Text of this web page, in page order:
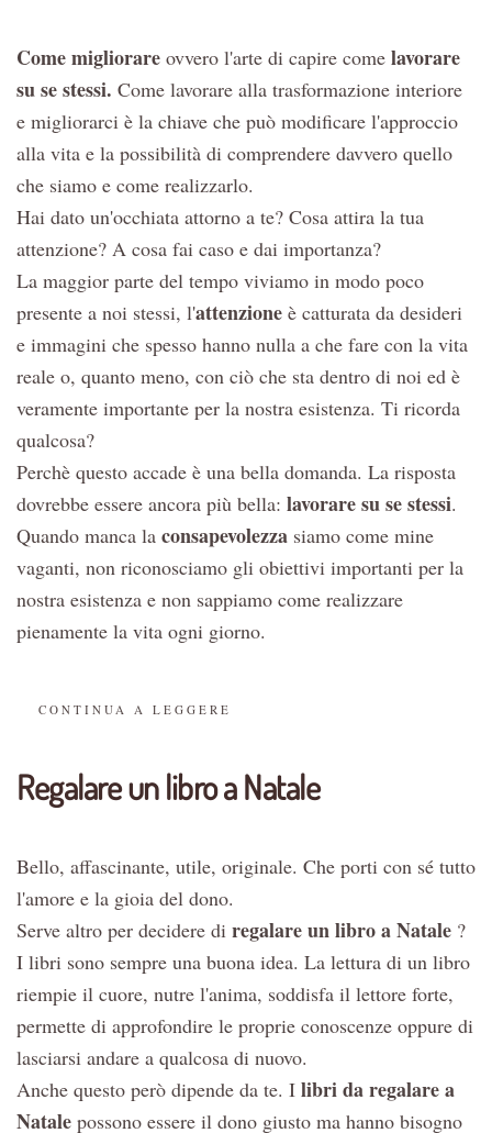
Come migliorare ovvero l'arte di capire come lavorare
su sestessi. Come lavorare alla trasformazione interiore
e migliorarci è la chiave che può modificare l'approccio
alla vita e la possibilità di comprendere davvero quello
che siamo e come realizzarlo.
Hai dato un'occhiata attorno a te? Cosa attira la tua
attenzione? A cosa fai caso e dai importanza?
La maggior parte del tempo viviamo in modo poco
presente a noi stessi, l'attenzione è catturata da desideri
e immagini che spesso hanno nulla a che fare con la vita
reale o, quanto meno, con ciò che sta dentro di noi ed è
veramente importante per la nostra esistenza. Ti ricorda
qualcosa?
Perchè questo accade è una bella domanda. La risposta
dovrebbe essere ancora più bella: lavorare su se stessi.
Quando manca la consapevolezza siamo come mine
vaganti, non riconosciamo gli obiettivi importanti per la
nostra esistenza e non sappiamo come realizzare
pienamente la vita ogni giorno.
CONTINUA A LEGGERE
Regalare un libro a Natale
Bello, affascinante, utile, originale. Che porti con sé tutto
l'amore e la gioia del dono.
Serve altro per decidere di regalare un libro a Natale ?
I libri sono sempre una buona idea. La lettura di un libro
riempie il cuore, nutre l'anima, soddisfa il lettore forte,
permette di approfondire le proprie conoscenze oppure di
lasciarsi andare a qualcosa di nuovo.
Anche questo però dipende da te. I libri da regalare a
Natale possono essere il dono giusto ma hanno bisogno